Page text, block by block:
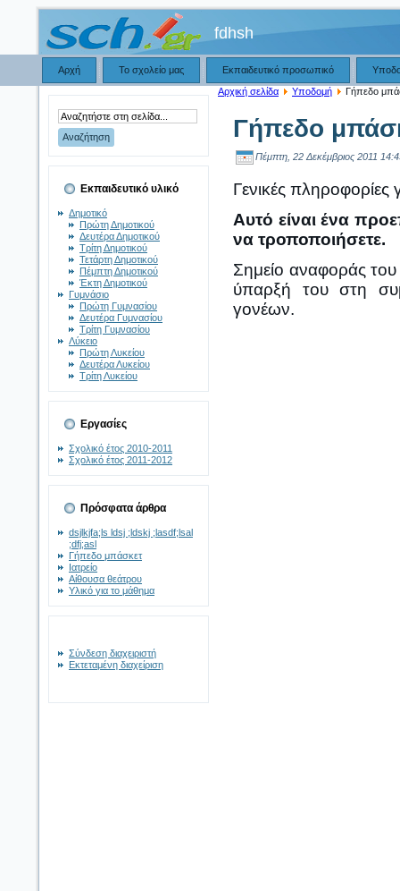
fdhsh
Αρχή Το σχολείο μας Εκπαιδευτικό προσωπικό
Εκπαιδευτικό υλικό
Δημοτικό
Πρώτη Δημοτικού
Δευτέρα Δημοτικού
Τρίτη Δημοτικού
Τετάρτη Δημοτικού
Πέμπτη Δημοτικού
Έκτη Δημοτικού
Γυμνάσιο
Πρώτη Γυμνασίου
Δευτέρα Γυμνασίου
Τρίτη Γυμνασίου
Λύκειο
Πρώτη Λυκείου
Δευτέρα Λυκείου
Τρίτη Λυκείου
Εργασίες
Σχολικό έτος 2010-2011
Σχολικό έτος 2011-2012
Πρόσφατα άρθρα
dsjlkjfa;ls ldsj ;ldskj ;lasdf;lsal
;dfj;asl
Γήπεδο μπάσκετ
Ιατρείο
Αίθουσα θεάτρου
Υλικό για το μάθημα
Σύνδεση διαχειριστή
Εκτεταμένη διαχείριση
Αρχική σελίδα Υποδομή Γήπεδο
Γήπεδο
Πέμπτη, 22 Δεκέμβριος 2011
Γενικές
Αυτό είναι ένα
να τροποποιήσετε.
Σημείο αναφοράς του
ύπαρξή του στη
γονέων.